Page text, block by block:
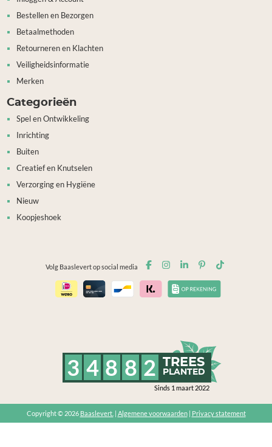
Bestellen en Bezorgen
Betaalmethoden
Retourneren en Klachten
Veiligheidsinformatie
Merken
Categorieën
Spel en Ontwikkeling
Inrichting
Buiten
Creatief en Knutselen
Verzorging en Hygiëne
Nieuw
Koopjeshoek
Volg Baaslevert op social media
3 4 8 8 2 TREES
PLANTED
Sinds 1 maart 2022
Copyright © 2026 Baaslevert. | Algemene voorwaarden| Privacy statement